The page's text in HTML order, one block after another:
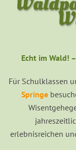
Echt im Wald!
Für Schulklassen
Springe
erlebnisreichen